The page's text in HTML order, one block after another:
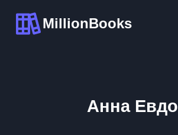
содержимому
MillionBooks
Анна Евдо